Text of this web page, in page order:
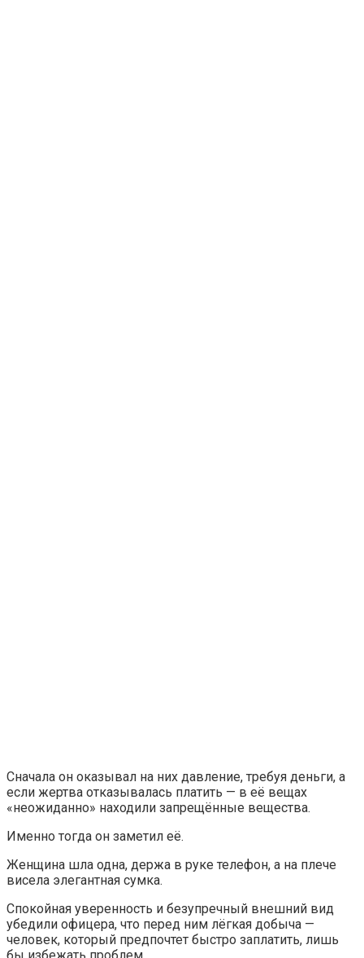
Сначала он оказывал на них давление, требуя деньги, а
если жертва отказывалась платить — в её вещах
«неожиданно» находили запрещённые вещества.
Именно тогда он заметил её.
Женщина шла одна, держа в руке телефон, а на плече
висела элегантная сумка.
Спокойная уверенность и безупречный внешний вид
убедили офицера, что перед ним лёгкая добыча —
человек, который предпочтет быстро заплатить, лишь